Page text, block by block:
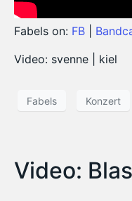
Fabels on: FB
Video: svenne | kiel
Fabels Konzert
Video: